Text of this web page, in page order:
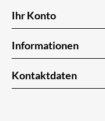
Ihr Konto
Informationen
Kontaktdaten